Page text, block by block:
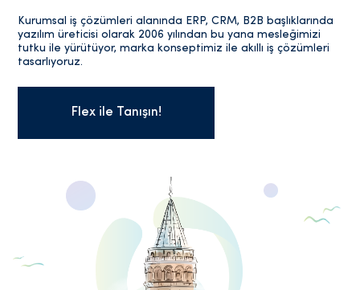
Kurumsal iş çözümleri alanında ERP, CRM, B2B başlıklarında
yazılım üreticisi olarak 2006 yılından bu yana mesleğimizi
tutku ile yürütüyor, marka konseptimiz ile akıllı iş çözümleri
tasarlıyoruz.
Flex ile Tanışın!